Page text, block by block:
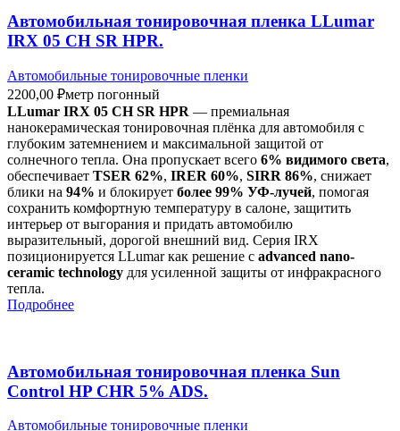
Автомобильная тонировочная пленка LLumar
IRX 05 CH SR HPR.
Автомобильные тонировочные пленки
2200,00 ₽метр погонный
LLumar IRX 05 CH SR HPR — премиальная
нанокерамическая тонировочная плёнка для автомобиля с
глубоким затемнением и максимальной защитой от
солнечного тепла. Она пропускает всего 6% видимого света,
обеспечивает TSER 62%, IRER 60%, SIRR 86%, снижает
блики на 94% и блокирует более 99% УФ-лучей, помогая
сохранить комфортную температуру в салоне, защитить
интерьер от выгорания и придать автомобилю
выразительный, дорогой внешний вид. Серия IRX
позиционируется LLumar как решение с advanced nano-
ceramic technology для усиленной защиты от инфракрасного
тепла.
Подробнее
Автомобильная тонировочная пленка Sun
Control HP CHR 5% ADS.
Автомобильные тонировочные пленки